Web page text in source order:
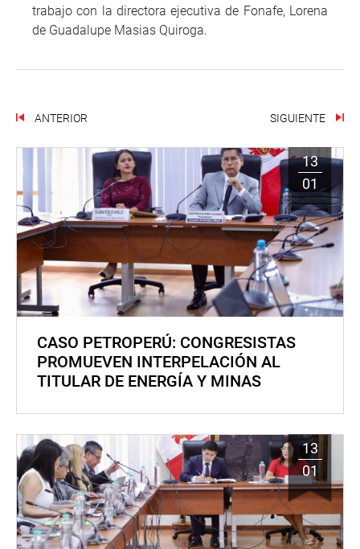
trabajo con la directora ejecutiva de Fonafe, Lorena
de Guadalupe Masias Quiroga.
ANTERIOR SIGUIENTE
13
01
CASO PETROPERÚ: CONGRESISTAS
PROMUEVEN INTERPELACIÓN AL
TITULAR DE ENERGÍA Y MINAS
13
01